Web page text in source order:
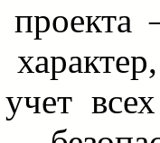
проекта